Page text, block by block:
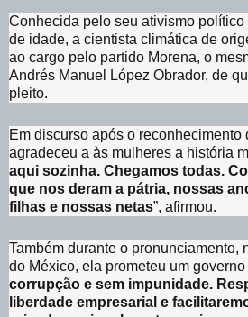
Conhecida pelo seu ativismo
de idade, a cientista climática de
ao cargo pelo partido Morena, o
Andrés Manuel López Obrador, de
pleito.
Em discurso após o reconhecimento
agradeceu a às mulheres a história
aqui sozinha. Chegamos todas.
que nos deram a pátria, nossas
filhas e nossas netas”, afirmou.
Também durante o pronunciamento,
do México, ela prometeu um governo
corrupção e sem impunidade.
liberdade empresarial e